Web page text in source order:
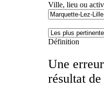
Ville, lieu ou
Définition
Une
résultat